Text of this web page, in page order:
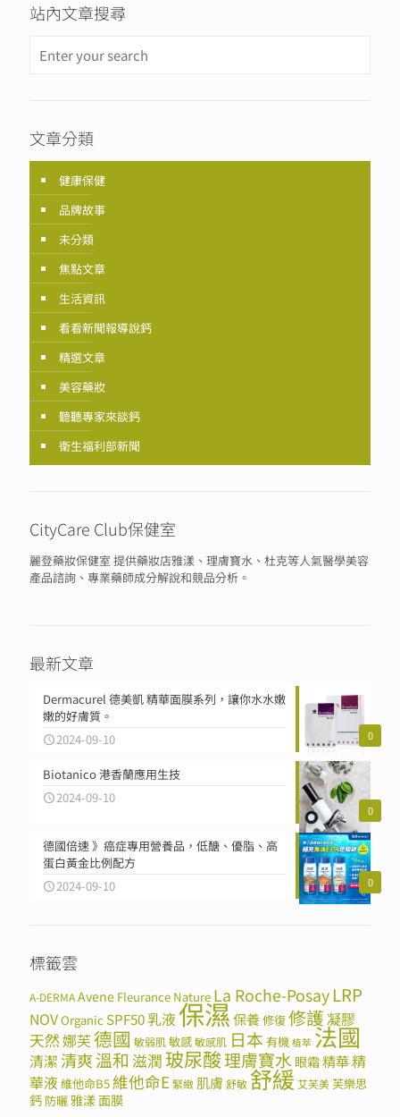
站內文章搜尋
文章分類
健康保健
品牌故事
未分類
焦點文章
生活資訊
看看新聞報導說鈣
精選文章
美容藥妝
聽聽專家來談鈣
衛生福利部新聞
CityCare Club保健室
麗登藥妝保健室 提供藥妝店雅漾、理膚寶水、杜克等人氣醫學美容
產品諮詢、專業藥師成分解說和競品分析。
最新文章
0
Dermacurel 德美凱 精華面膜系列，讓你水水嫩
嫩的好膚質。
2024-09-10
0
Biotanico 港香蘭應用生技
2024-09-10
0
德國倍速 》癌症專用營養品，低醣、優脂、高
蛋白黃金比例配方
2024-09-10
標籤雲
A-DERMAAvene Fleurance Nature La Roche-PosayLRP
NOVOrganic SPF50乳液保濕保養修復修護凝膠
天然娜芙德國 敏弱肌敏感敏感肌 日本 有機 植萃 法國
清潔清爽溫和 滋潤 玻尿酸理膚寶水 眼霜精華精
華液維他命B5 維他命E 緊緻 肌膚 舒敏 舒緩 艾芙美芙樂思
鈣 防曬雅漾面膜